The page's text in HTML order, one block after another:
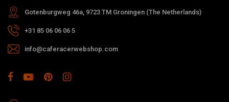
Gotenburgweg 46a, 9723 TM Groningen (The Netherlands)
+31 85 06 06 06 5
info@caferacerwebshop.com